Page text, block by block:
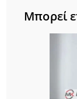
Μπορεί